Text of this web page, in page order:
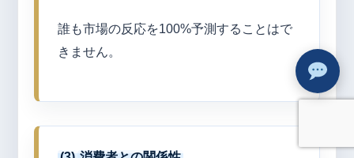
誰も市場の反応を100%予測することはで
きません。